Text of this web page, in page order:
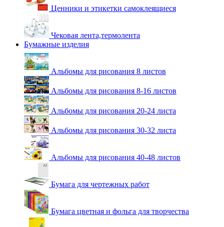
Ценники и этикетки самоклеящиеся
Чековая лента,термолента
Бумажные изделия
Альбомы для рисования 8 листов
Альбомы для рисования 8-16 листов
Альбомы для рисования 20-24 листа
Альбомы для рисования 30-32 листа
Альбомы для рисования 40-48 листов
Бумага для чертежных работ
Бумага цветная и фольга для творчества